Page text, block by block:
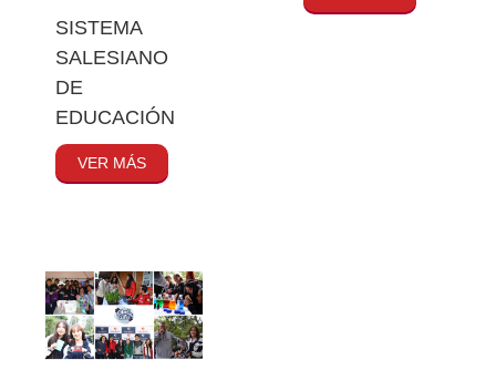
SISTEMA
SALESIANO
DE
EDUCACIÓN
VER MÁS